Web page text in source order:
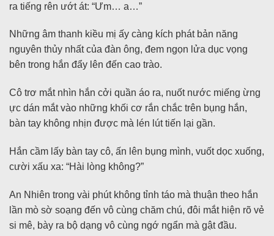
ra tiếng rên ướt át: “Ưm… a…”
Những âm thanh kiều mị ấy càng kích phát bản năng
nguyên thủy nhất của đàn ông, đem ngọn lửa dục vọng
bên trong hắn đẩy lên đến cao trào.
Cô trơ mắt nhìn hắn cởi quần áo ra, nuốt nước miếng ừng
ực dán mắt vào những khối cơ rắn chắc trên bụng hắn,
bàn tay không nhịn được mà lén lút tiến lại gần.
Hắn cầm lấy bàn tay cô, ấn lên bụng mình, vuốt dọc xuống,
cười xấu xa: “Hài lòng không?”
An Nhiên trong vài phút không tỉnh táo mà thuận theo hắn
lần mò sờ soạng đến vô cùng chăm chú, đôi mắt hiện rõ vẻ
si mê, bày ra bộ dạng vô cùng ngớ ngẩn mà gật đầu.